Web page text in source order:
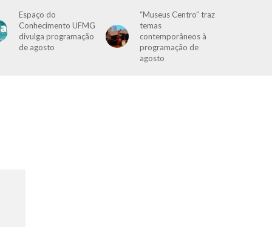
Espaço do
Conhecimento UFMG
divulga programação
de agosto
“Museus Centro” traz
temas
contemporâneos à
programação de
agosto